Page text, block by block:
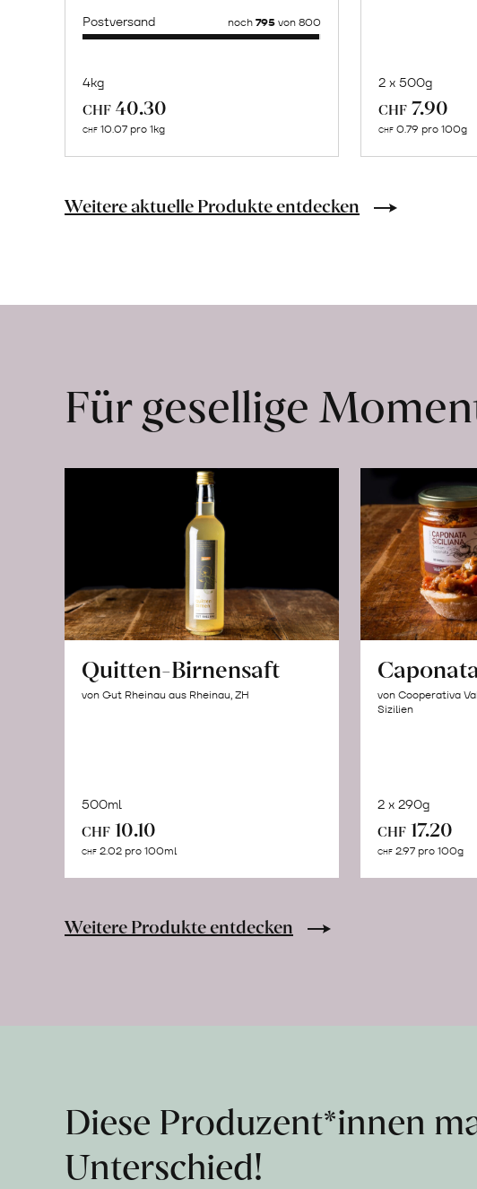
Postversand noch 795von 800
4kg
CHF 40.30
CHF 10.07 pro 1kg
Naturbelassene
Lebensmittel
ab
2 x 500g
CHF 7.90
CHF 0.79 pro 100g
Weitere aktuelle Produkte entdecken
Für gesellige
Quitten-Birnensaft
von Gut Rheinau aus Rheinau, ZH
500ml
CHF 10.10
CHF 2.02 pro 100ml
Caponata
von Cooperativa
Sizilien
2 x 290g
CHF 17.20
CHF 2.97 pro 100g
Weitere Produkte entdecken
Diese Produzent*innen
Unterschied!